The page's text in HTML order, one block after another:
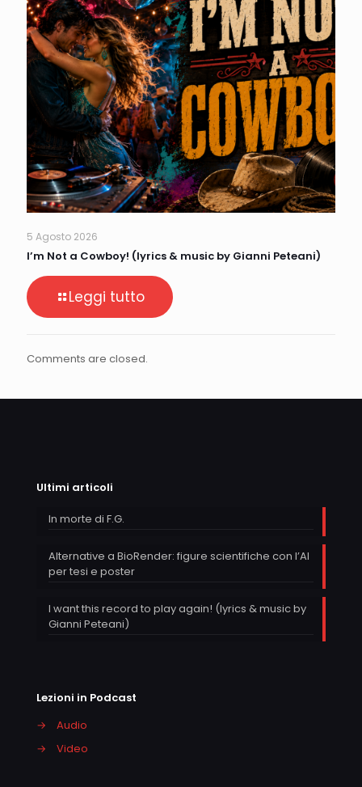
5 Agosto 2026
I’m Not a Cowboy! (lyrics & music by Gianni Peteani)
Leggi tutto
Comments are closed.
Ultimi articoli
In morte di F.G.
Alternative a BioRender: figure scientifiche con l’AI
per tesi e poster
I want this record to play again! (lyrics & music by
Gianni Peteani)
Lezioni in Podcast
→
Audio
→
Video